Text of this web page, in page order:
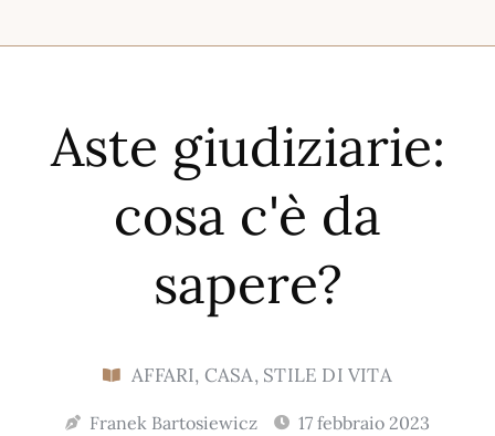
Aste giudiziarie:
cosa c'è da
sapere?
AFFARI, CASA, STILE DI VITA
Franek Bartosiewicz
17 febbraio 2023